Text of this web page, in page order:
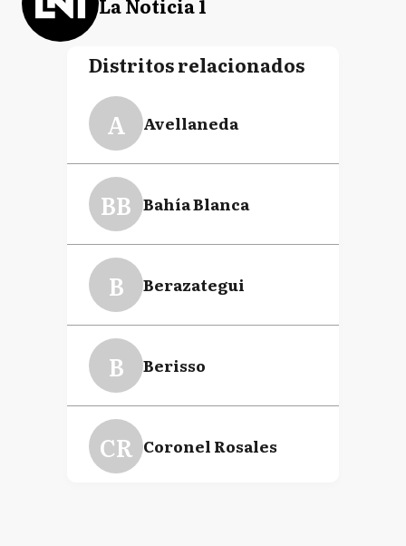
Distritos relacionados
A Avellaneda
BB Bahía Blanca
B Berazategui
B Berisso
CR Coronel Rosales